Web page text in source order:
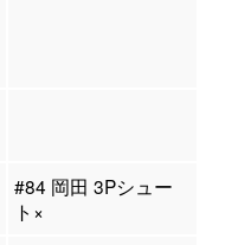
#84 岡田 3Pシュー
ト×